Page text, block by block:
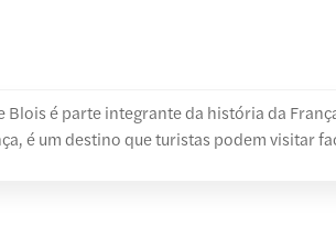
Blois é parte integrante da história da
é um destino que turistas podem visitar